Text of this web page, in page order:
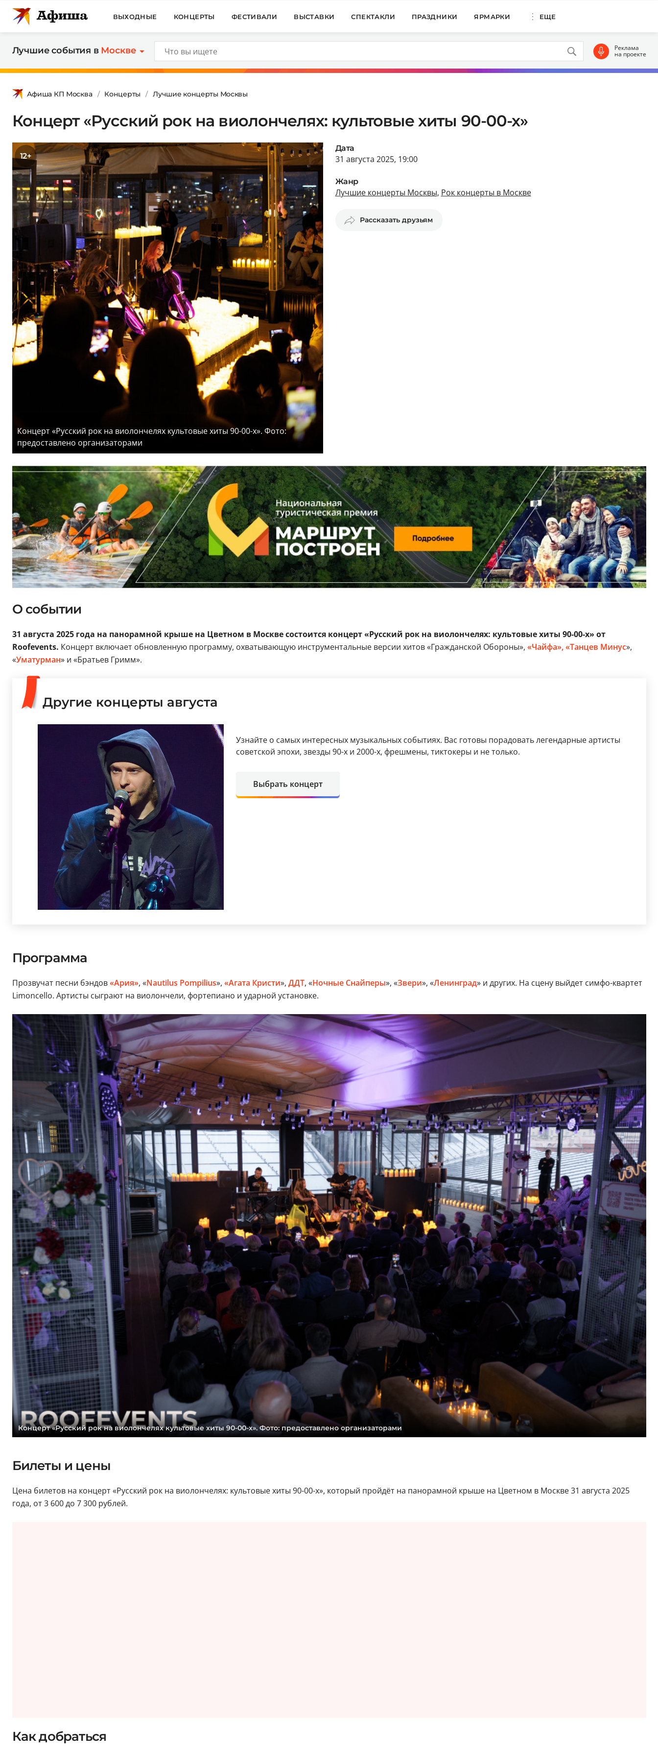
ВЫХОДНЫЕ КОНЦЕРТЫ ФЕСТИВАЛИ ВЫСТАВКИ СПЕКТАКЛИ ПРАЗДНИКИ ЯРМАРКИ ЕЩЕ
Лучшие события в Москве Реклама
на проекте
Афиша КП Москва Концерты Лучшие концерты Москвы
Концерт «Русский рок на виолончелях: культовые хиты 90-00-х»
12+
Концерт «Русский рок на виолончелях культовые хиты 90-00-х». Фото:
предоставлено организаторами
Дата
31 августа 2025, 19:00
Жанр
Лучшие концерты Москвы, Рок концерты в Москве
Рассказать друзьям
О событии
31 августа 2025 года на панорамной крыше на Цветном в Москве состоится концерт «Русский рок на виолончелях: культовые хиты 90-00-х» от
Roofevents. Концерт включает обновленную программу, охватывающую инструментальные версии хитов «Гражданской Обороны», «Чайфа», «Танцев Минус»,
«Уматурман» и «Братьев Гримм».
Другие концерты августа
Узнайте о самых интересных музыкальных событиях. Вас готовы порадовать легендарные артисты
советской эпохи, звезды 90-х и 2000-х, фрешмены, тиктокеры и не только.
Выбрать концерт
Программа
Прозвучат песни бэндов«Ария», «Nautilus Pompilius», «Агата Кристи», ДДТ, «Ночные Снайперы», «Звери», «Ленинград» и других. На сцену выйдет симфо-квартет
Limoncello. Артисты сыграют на виолончели, фортепиано и ударной установке.
Концерт «Русский рок на виолончелях культовые хиты 90-00-х». Фото: предоставлено организаторами
Билеты и цены
Цена билетов на концерт «Русский рок на виолончелях: культовые хиты 90-00-х», который пройдёт на панорамной крыше на Цветном в Москве 31 августа 2025
года, от 3 600 до 7 300 рублей.
Как добраться